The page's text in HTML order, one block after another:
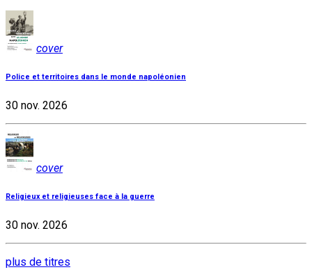
cover
Police et territoires dans le monde napoléonien
30 nov. 2026
cover
Religieux et religieuses face à la guerre
30 nov. 2026
plus de titres